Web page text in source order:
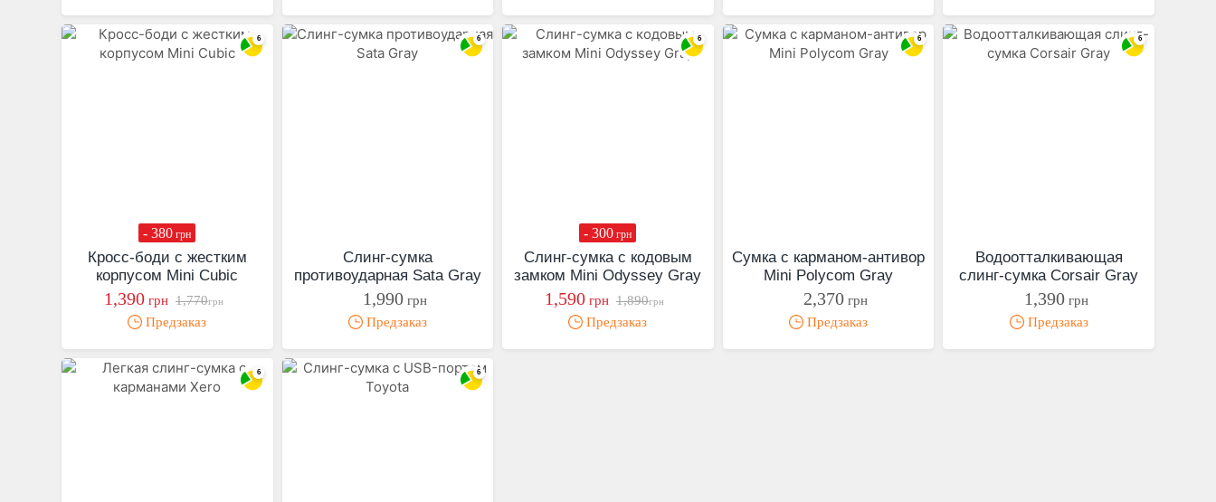
Кросс-боди с жестким
корпусом Mini Cubic
1,390грн 1,770грн
- 380 грн
Предзаказ
Слинг-сумка
противоударная Sata Gray
1,990грн
Предзаказ
Cлинг-сумка с кодовым
замком Mini Odyssey Gray
1,590грн 1,890грн
- 300 грн
Предзаказ
Сумка с карманом-антивор
Mini Polycom Gray
2,370 грн
Предзаказ
Водоотталкивающая
слинг-сумка Corsair Gray
1,390грн
Предзаказ